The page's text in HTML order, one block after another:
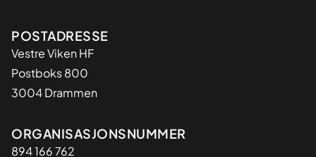
Adresse
POSTADRESSE
Vestre Viken HF
Postboks 800
3004 Drammen
Organisasjon
ORGANISASJONSNUMMER
894 166 762